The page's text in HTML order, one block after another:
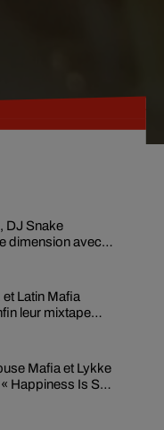
DJ Snake
dimension avec
et Latin Mafia
leur mixtape
Mafia et Lykke
Happiness Is So